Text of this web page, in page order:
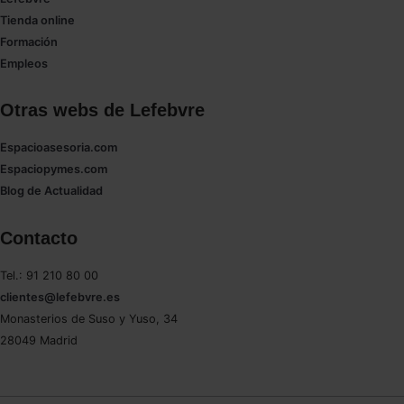
Tienda online
Formación
Empleos
Otras webs de Lefebvre
Espacioasesoria.com
Espaciopymes.com
Blog de Actualidad
Contacto
Tel.: 91 210 80 00
clientes@lefebvre.es
Monasterios de Suso y Yuso, 34
28049 Madrid